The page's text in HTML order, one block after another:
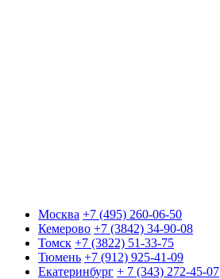
Москва +7 (495) 260-06-50
Кемерово +7 (3842) 34-90-08
Томск +7 (3822) 51-33-75
Тюмень +7 (912) 925-41-09
Екатеринбург + 7 (343) 272-45-07